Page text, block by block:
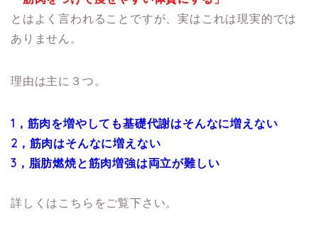
とはよく言われることですが、実はこれは現実的では
ありません。
理由は主に３つ。
1，筋肉を増やしても基礎代謝はそんなに増えない
2，筋肉はそんなに増えない
3，脂肪燃焼と筋肉増強は両立が難しい
詳しくはこちらをご覧下さい。